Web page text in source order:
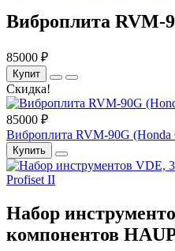
Виброплита RVM-
85000 ₽
Купит
Скидка!
85000 ₽
Виброплита RVM-90G (Honda
Купить
Набор
компонентов